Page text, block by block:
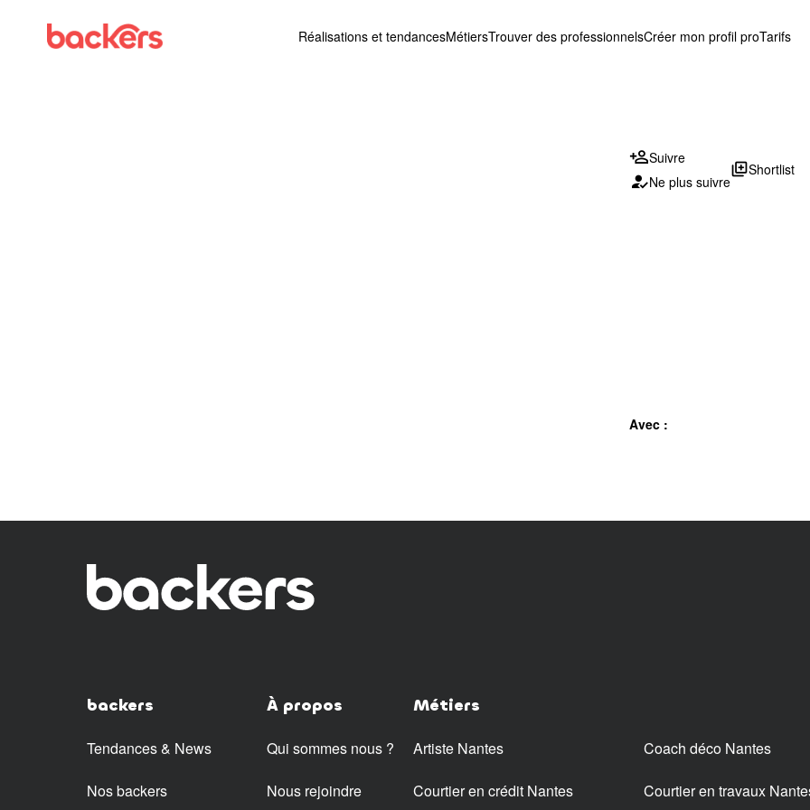
Réalisations et tendancesMétiersTrouver des professionnelsCréer mon profil proTarifs
Suivre
Ne plus suivre
library_addShortlist
Avec :
backers
Tendances & News
Nos backers
À propos
Qui sommes nous ?
Nous rejoindre
Métiers
Artiste Nantes Coach déco Nantes
Courtier en crédit Nantes Courtier en travaux